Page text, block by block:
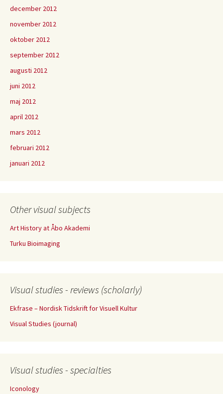
december 2012
november 2012
oktober 2012
september 2012
augusti 2012
juni 2012
maj 2012
april 2012
mars 2012
februari 2012
januari 2012
Other visual subjects
Art History at Åbo Akademi
Turku Bioimaging
Visual studies - reviews (scholarly)
Ekfrase – Nordisk Tidskrift for Visuell Kultur
Visual Studies (journal)
Visual studies - specialties
Iconology